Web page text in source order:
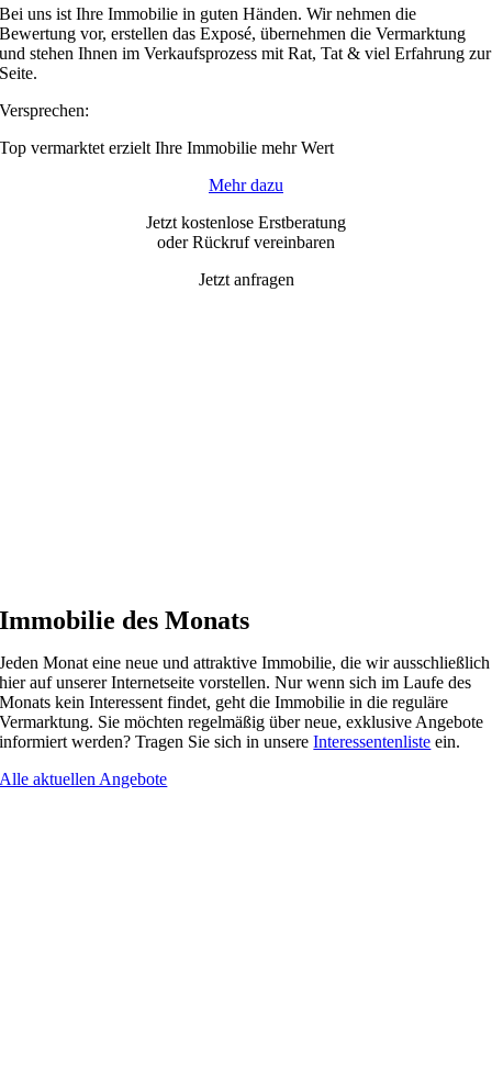
Bei uns ist Ihre Immobilie in guten Händen. Wir nehmen die
Bewertung vor, erstellen das Exposé, übernehmen die Vermarktung
und stehen Ihnen im Verkaufsprozess mit Rat, Tat & viel Erfahrung zur
Seite.
Versprechen:
Top vermarktet erzielt Ihre Immobilie mehr Wert
Mehr dazu
Jetzt kostenlose Erstberatung
oder Rückruf vereinbaren
Jetzt anfragen
Immobilie des Monats
Jeden Monat eine neue und attraktive Immobilie, die wir ausschließlich
hier auf unserer Internetseite vorstellen. Nur wenn sich im Laufe des
Monats kein Interessent findet, geht die Immobilie in die reguläre
Vermarktung. Sie möchten regelmäßig über neue, exklusive Angebote
informiert werden? Tragen Sie sich in unsereInteressentenliste ein.
Alle aktuellen Angebote